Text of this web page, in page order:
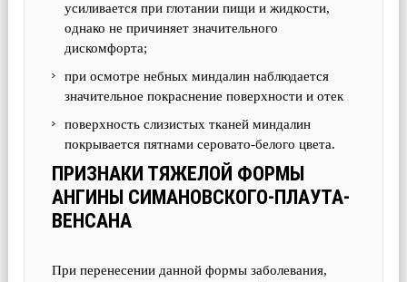
усиливается при глотании пищи и жидкости,
однако не причиняет значительного
дискомфорта;
при осмотре небных миндалин наблюдается
значительное покраснение поверхности и отек
поверхность слизистых тканей миндалин
покрывается пятнами серовато-белого цвета.
ПРИЗНАКИ ТЯЖЕЛОЙ ФОРМЫ
АНГИНЫ СИМАНОВСКОГО-ПЛАУТА-
ВЕНСАНА
При перенесении данной формы заболевания,